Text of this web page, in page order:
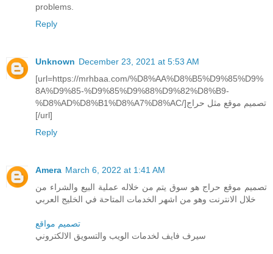
problems.
Reply
Unknown December 23, 2021 at 5:53 AM
[url=https://mrhbaa.com/%D8%AA%D8%B5%D9%85%D9%
8A%D9%85-%D9%85%D9%88%D9%82%D8%B9-
%D8%AD%D8%B1%D8%A7%D8%AC/]تصميم موقع مثل حراج
[/url]
Reply
Amera March 6, 2022 at 1:41 AM
تصميم موقع حراج هو سوق يتم من خلاله عملية البيع والشراء من
خلال الانترنت وهو من اشهر الخدمات المتاحة في الخليج العربي
تصميم مواقع
سيرف فايف لخدمات الويب والتسويق الالكتروني